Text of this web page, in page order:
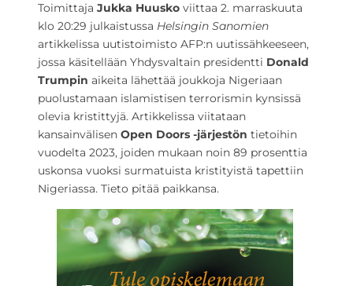
Toimittaja Jukka Huusko viittaa 2. marraskuuta
klo 20:29 julkaistussa Helsingin Sanomien
artikkelissa uutistoimisto AFP:n uutissähkeeseen,
jossa käsitellään Yhdysvaltain presidentti Donald
Trumpin aikeita lähettää joukkoja Nigeriaan
puolustamaan islamistisen terrorismin kynsissä
olevia kristittyjä. Artikkelissa viitataan
kansainvälisen Open Doors -järjestön tietoihin
vuodelta 2023, joiden mukaan noin 89 prosenttia
uskonsa vuoksi surmatuista kristityistä tapettiin
Nigeriassa. Tieto pitää paikkansa.